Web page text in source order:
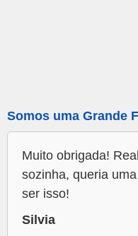
Somos uma Grande
Muito obrigada!
sozinha, queria
ser isso!
Silvia